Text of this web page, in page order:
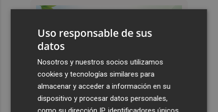
Uso responsable de sus
datos
Nosotros y nuestros socios utilizamos
cookies y tecnologías similares para
almacenar y acceder a información en su
dispositivo y procesar datos personales,